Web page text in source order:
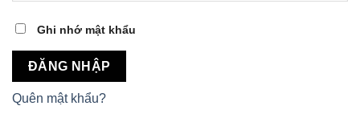
Ghi nhớ mật khẩu
ĐĂNG NHẬP
Quên mật khẩu?